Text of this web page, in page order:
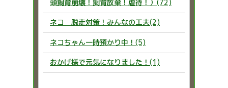
頭飼育崩壊！飼育放棄！虐待！）(72)
ネコ 脱走対策！みんなの工夫(2)
ネコちゃん一時預かり中！(5)
おかげ様で元気になりました！(1)